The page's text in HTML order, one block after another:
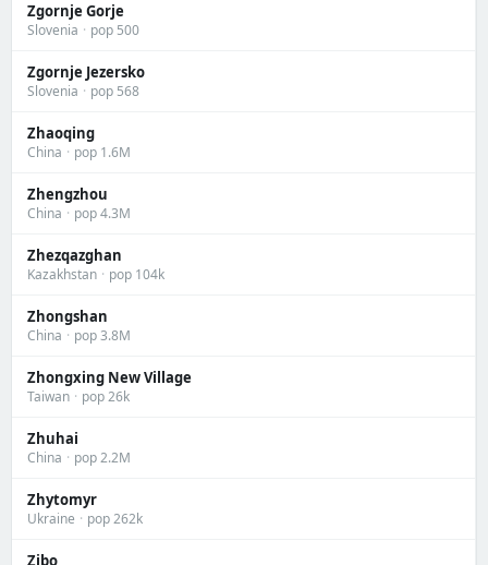
Zgornje Gorje
Slovenia · pop 500
Zgornje Jezersko
Slovenia · pop 568
Zhaoqing
China · pop 1.6M
Zhengzhou
China · pop 4.3M
Zhezqazghan
Kazakhstan · pop 104k
Zhongshan
China · pop 3.8M
Zhongxing New Village
Taiwan · pop 26k
Zhuhai
China · pop 2.2M
Zhytomyr
Ukraine · pop 262k
Zibo